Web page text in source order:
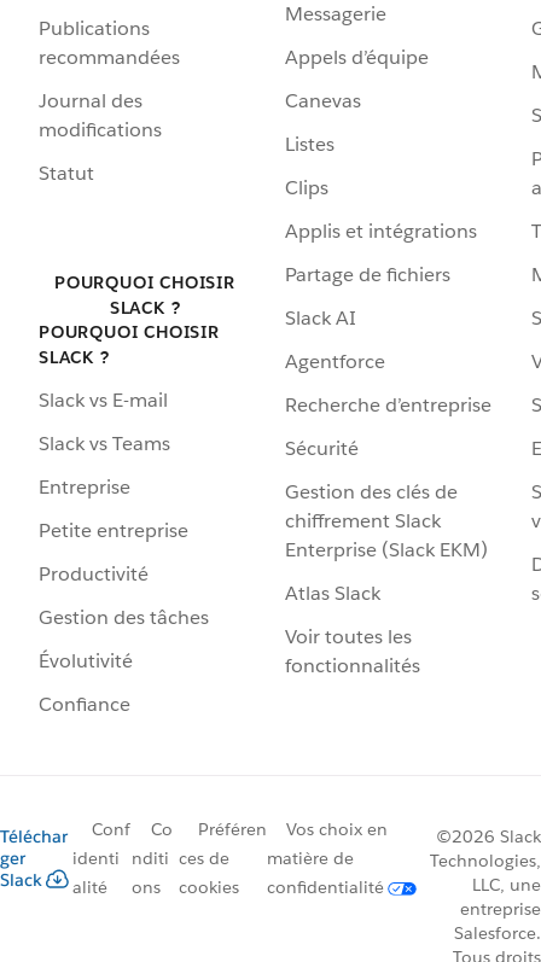
Publications
recommandées
Journal des
modifications
Statut
POURQUOI CHOISIR
SLACK ?
POURQUOI CHOISIR
SLACK ?
Slack vs E-mail
Slack vs Teams
Entreprise
Petite entreprise
Productivité
Gestion des tâches
Évolutivité
Confiance
Messagerie
Appels d’équipe
Canevas
Listes
Clips
Applis et intégrations
Partage de fichiers
Slack AI
Agentforce
Recherche d’entreprise
Sécurité
Gestion des clés de
chiffrement Slack
Enterprise (Slack EKM)
Atlas Slack
Voir toutes les
fonctionnalités
Téléchar
ger
Slack
Conf
identi
alité
Co
nditi
ons
Préféren
ces de
cookies
Vos choix en
matière de
confidentialité
©2026 Slack
Technologies,
LLC, une
entreprise
Salesforce.
Tous droits